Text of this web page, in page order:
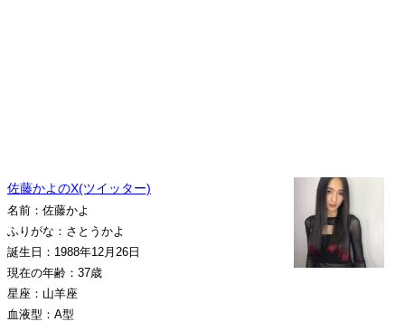
佐藤かよのX(ツイッター)
名前：佐藤かよ
ふりがな：さとうかよ
誕生日：1988年12月26日
現在の年齢：37歳
星座：山羊座
血液型：A型